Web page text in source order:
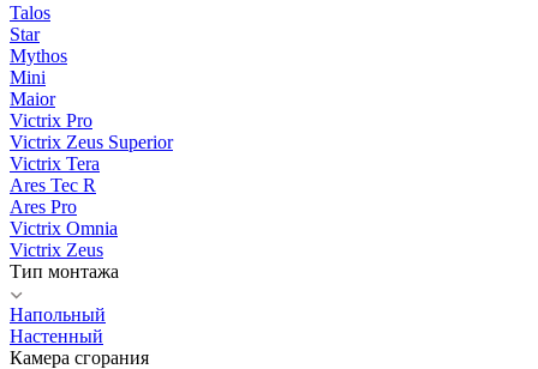
Talos
Star
Mythos
Mini
Maior
Victrix Pro
Victrix Zeus Superior
Victrix Tera
Ares Tec R
Ares Pro
Victrix Omnia
Victrix Zeus
Тип монтажа
Напольный
Настенный
Камера сгорания